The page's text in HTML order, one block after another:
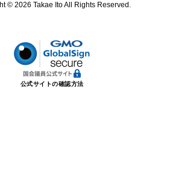
© 2026 Takae Ito All Rights Reserved.
公式サイトの確認方法